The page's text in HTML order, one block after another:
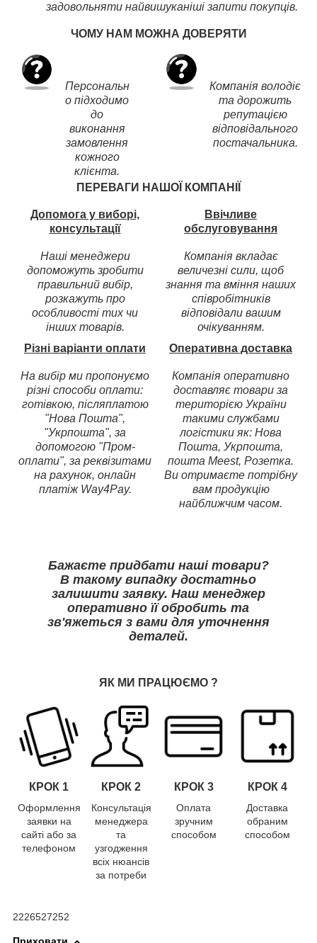
задовольняти найвишуканіші запити покупців.
ЧОМУ НАМ МОЖНА ДОВЕРЯТИ
Персональн
о підходимо
до
виконання
замовлення
кожного
клієнта.
Компанія володіє
та дорожить
репутацією
відповідального
постачальника.
ПЕРЕВАГИ НАШОЇ КОМПАНІЇ
Допомога у виборі,
консультації
Наші менеджери
допоможуть зробити
правильний вибір,
розкажуть про
особливості тих чи
інших товарів.
Ввічливе
обслуговування
Компанія вкладає
величезні сили, щоб
знання та вміння наших
співробітників
відповідали вашим
очікуванням.
Різні варіанти оплати
На вибір ми пропонуємо
різні способи оплати:
готівкою, післяплатою
"Нова Пошта",
"Укрпошта", за
допомогою "Пром-
оплати", за реквізитами
на рахунок, онлайн
платіж Way4Pay.
Оперативна доставка
Компанія оперативно
доставляє товари за
територією України
такими службами
логістики як: Нова
Пошта, Укрпошта,
пошта Meest, Розетка.
Ви отримаєте потрібну
вам продукцію
найближчим часом.
Бажаєте придбати наші товари?
В такому випадку достатньо
залишити заявку. Наш менеджер
оперативно її обробить та
зв'яжеться з вами для уточнення
деталей.
ЯК МИ ПРАЦЮЄМО ?
КРОК 1 КРОК 2 КРОК 3 КРОК 4
Оформлення
заявки на
сайті або за
телефоном
Консультація
менеджера
та
узгодження
всіх нюансів
за потреби
Оплата
зручним
способом
Доставка
обраним
способом
2226527252